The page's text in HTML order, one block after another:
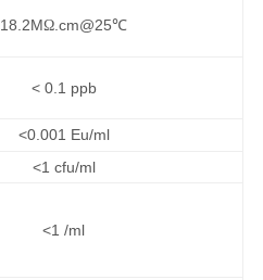
18.2MΩ .cm@25℃
< 0.1 ppb
<0.001 Eu/ml
<1 cfu/ml
<1 /ml